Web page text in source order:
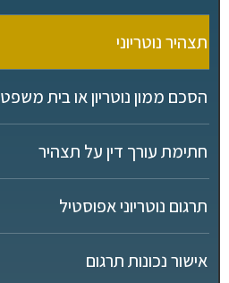
תצהיר נוטריוני
הסכם ממון נוטריון או בית משפט
חתימת עורך דין על תצהיר
תרגום נוטריוני אפוסטיל
אישור נכונות תרגום